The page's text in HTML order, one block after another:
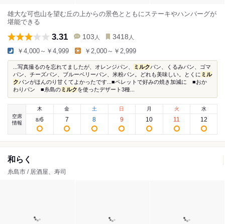
雄大な可也山を望む丘の上からの景色とともにステーキやハンバーグが
堪能できる
3.31 103 人 3418 人
￥4,000～￥4,999 ￥2,000～￥2,999
...写真撮るのを忘れてましたが、オレンジパン、 ミルクパン、くるみパン、ゴマ
パン、チーズパン、ブルーベリーパン、米粉パン。どれも美味しい。とくに ミル
クパンがほんのり甘くてよかったです...■ペレットで好みの焼き加減に ■おか
わりパン ■糸島のミルクを使ったデザート3種...
空席
情報
木
8/6
金
7
土
8
日
9
月
10
火
11
水
12
和らく
糸島市 / 居酒屋、寿司